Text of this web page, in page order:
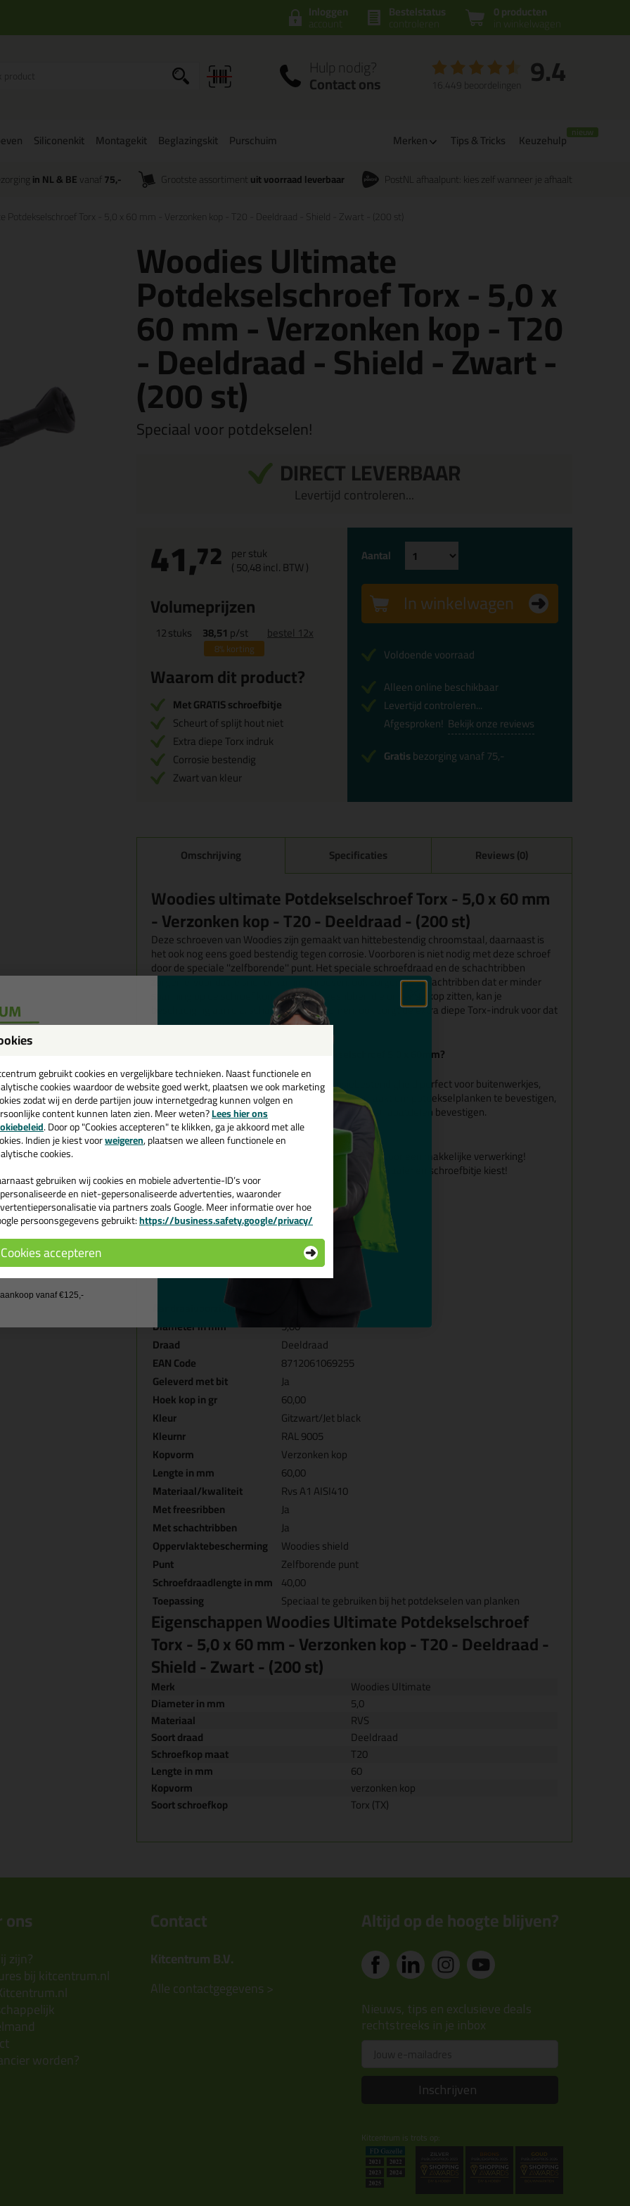
0 producten
in winkelwagen
Bestelstatus
controleren
Inloggen
account
Hulp nodig?
Contact ons 9.4
16.449 beoordelingen
Siliconenkit Montagekit Beglazingskit Purschuim Merken Tips & Tricks Keuzehulp
in NL & BEvanaf 75,- Grootste assortiment uit voorraad leverbaar PostNL afhaalpunt: kies zelf wanneer je afhaalt
Potdekselschroef Torx - 5,0 x 60 mm - Verzonken kop - T20 - Deeldraad - Shield - Zwart - (200 st)
Woodies Ultimate
Potdekselschroef Torx - 5,0 x
60 mm - Verzonken kop - T20
- Deeldraad - Shield - Zwart -
(200 st)
Speciaal voor potdekselen!
DIRECT LEVERBAAR
Levertijd controleren...
41,72 per stuk
(50,48incl. BTW )
Volumeprijzen
12stuks 38,51 p/st
8%korting
bestel 12x
Waarom dit product?
Met GRATIS schroefbitje
Scheurt of splijt hout niet
Extra diepe Torx indruk
Corrosie bestendig
Zwart van kleur
Aantal
In winkelwagen
Voldoende voorraad
Alleen online beschikbaar
Levertijd controleren...
Afgesproken! Bekijk onze reviews
Gratisbezorging vanaf 75,-
Omschrijving Specificaties Reviews (0)
Woodies ultimate Potdekselschroef Torx - 5,0 x 60 mm
- Verzonken kop - T20 - Deeldraad - (200 st)
Deze schroeven van Woodies zijn gemaakt van hittebestendig chroomstaal, daarnaast is
het ook nog eens goed bestendig tegen corrosie. Voorboren is niet nodig met deze schroef
door de speciale ''zelfborende'' punt. Het speciale schroefdraad en de schachtribben
zorgen ervoor dat je sneller kan inschroeven, ook zorgen de schachtribben dat er minder
spanning op de schroef komt. Met de freesribben die onder de kop zitten, kan je
beschadiging aan o.a. scharnieren voorkomen, ook zorgt de extra diepe Torx-indruk voor dat
er meer grip ontstaat.
Wanneer gebruik je deze Woodies potdekselschroef 5,0 x 60mm?
Deze schroeven zijn door de hitte -en corrosiebestendigheid perfect voor buitenwerkjes,
zoals een schutting of schuur. Het is speciaal gemaakt om potdekselplanken te bevestigen,
ook kan je met potdekselschroeven goed (Zweedse) rabatdelen bevestigen.
Tips !💡
meegestuurde schroefbitje voor een makkelijke verwerking!
het juiste formaat schroevendraaier en schroefbitje kiest!
Afmeting
Diameter in mm: 5,0
Lengte in mm: 60
1x Gratis schroefbitje inbegrepen (T20)
Aandraaivoorziening
Diameter in mm
5,00
Draad
Deeldraad
EAN Code
8712061069255
Geleverd met bit
Ja
Hoek kop in gr
60,00
Kleur
Gitzwart/Jet black
Kleurnr
RAL 9005
Kopvorm
Verzonken kop
Lengte in mm
60,00
Materiaal/kwaliteit
Rvs A1 AISI410
Met freesribben
Ja
Met schachtribben
Ja
Oppervlaktebescherming
Woodies shield
Punt
Zelfborende punt
Schroefdraadlengte in mm 40,00
Toepassing
Speciaal te gebruiken bij het potdekselen van planken
Eigenschappen Woodies Ultimate Potdekselschroef
Torx - 5,0 x 60 mm - Verzonken kop - T20 - Deeldraad -
Shield - Zwart - (200 st)
Merk
Woodies Ultimate
Diameter in mm
5,0
Materiaal
RVS
Soort draad
Deeldraad
Schroefkop maat
T20
Lengte in mm
60
Kopvorm
verzonken kop
Soort schroefkop
Torx (TX)
ons
zijn?
bij kitcentrum.nl
worden?
Contact
Kitcentrum B.V.
Alle contactgegevens >
Altijd op de hoogte blijven?
Nieuws, tips en exclusieve deals
rechtstreeks in je inbox
Inschrijven
Kitcentrum is trots op:
gebruikt cookies en vergelijkbare technieken. Naast functionele en
cookies waardoor de website goed werkt, plaatsen we ook marketing
zodat wij en derde partijen jouw internetgedrag kunnen volgen en
content kunnen laten zien. Meer weten?Lees hier ons
. Door op "Cookies accepteren" te klikken, ga je akkoord met alle
Indien je kiest voorweigeren, plaatsen we alleen functionele en
cookies.
gebruiken wij cookies en mobiele advertentie-ID’s voor
en niet-gepersonaliseerde advertenties, waaronder
via partners zoals Google. Meer informatie over hoe
persoonsgegevens gebruikt:https://business.safety.google/privacy/
Cookies accepteren
💚
en ontvang een
€35,-bij je eerste bestelling!
de actiecode ›
geen cadeau
vanaf €125,-